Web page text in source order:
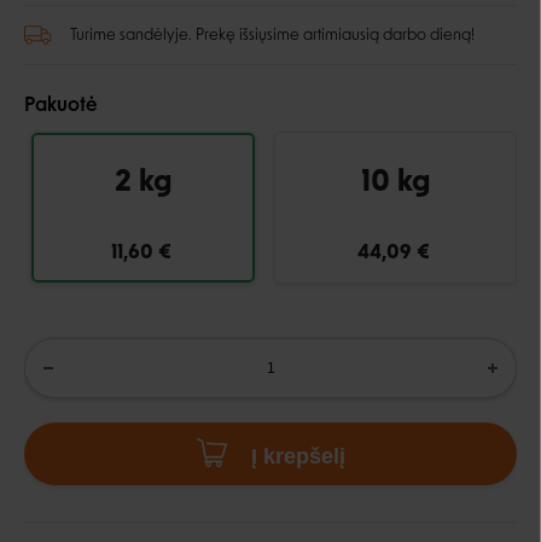
Turime sandėlyje. Prekę išsiųsime artimiausią darbo dieną!
Pakuotė
2 kg
11,60 €
10 kg
44,09 €
Į krepšelį